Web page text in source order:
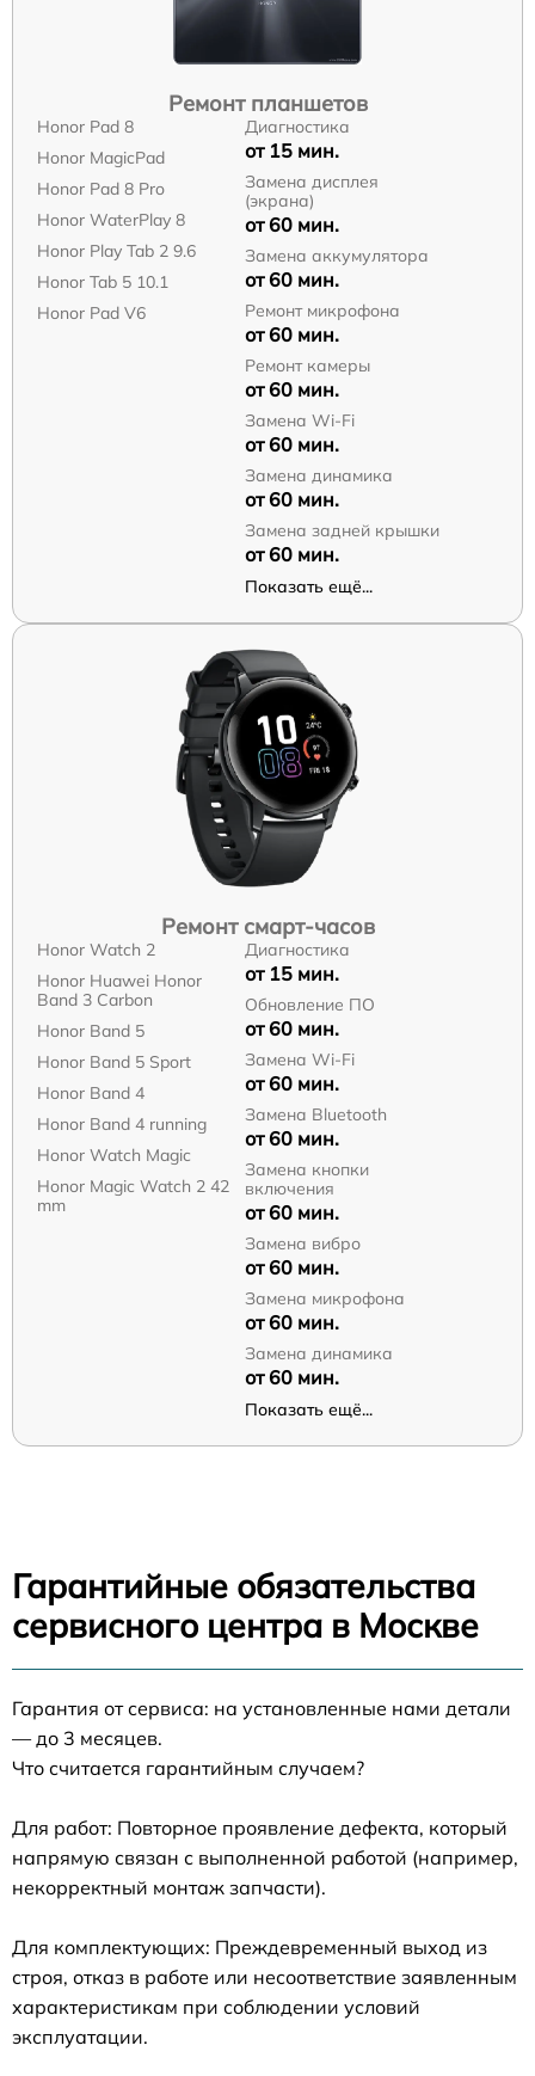
Ремонт планшетов
Honor Pad 8
Honor MagicPad
Honor Pad 8 Pro
Honor WaterPlay 8
Honor Play Tab 2 9.6
Honor Tab 5 10.1
Honor Pad V6
Диагностика
от 15 мин.
Замена дисплея
(экрана)
от 60 мин.
Замена аккумулятора
от 60 мин.
Ремонт микрофона
от 60 мин.
Ремонт камеры
от 60 мин.
Замена Wi-Fi
от 60 мин.
Замена динамика
от 60 мин.
Замена задней крышки
от 60 мин.
Показать ещё...
Ремонт смарт-часов
Honor Watch 2
Honor Huawei Honor
Band 3 Carbon
Honor Band 5
Honor Band 5 Sport
Honor Band 4
Honor Band 4 running
Honor Watch Magic
Honor Magic Watch 2 42
mm
Диагностика
от 15 мин.
Обновление ПО
от 60 мин.
Замена Wi-Fi
от 60 мин.
Замена Bluetooth
от 60 мин.
Замена кнопки
включения
от 60 мин.
Замена вибро
от 60 мин.
Замена микрофона
от 60 мин.
Замена динамика
от 60 мин.
Показать ещё...
Гарантийные обязательства
сервисного центра в Москве
Гарантия от сервиса: на установленные нами детали
— до 3 месяцев.
Что считается гарантийным случаем?
Для работ: Повторное проявление дефекта, который
напрямую связан с выполненной работой (например,
некорректный монтаж запчасти).
Для комплектующих: Преждевременный выход из
строя, отказ в работе или несоответствие заявленным
характеристикам при соблюдении условий
эксплуатации.